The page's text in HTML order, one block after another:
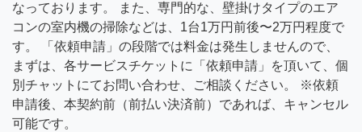
なっております。 また、専門的な、壁掛けタイプのエア
コンの室内機の掃除などは、1台1万円前後〜2万円程度で
す。 「依頼申請」の段階では料金は発生しませんので、
まずは、各サービスチケットに「依頼申請」を頂いて、個
別チャットにてお問い合わせ、ご相談ください。 ※依頼
申請後、本契約前（前払い決済前）であれば、キャンセル
可能です。